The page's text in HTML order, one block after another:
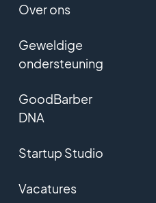
Over ons
Geweldige
ondersteuning
GoodBarber
DNA
Startup Studio
Vacatures